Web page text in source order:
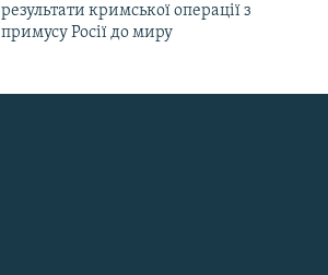
результати кримської операції з
примусу Росії до миру